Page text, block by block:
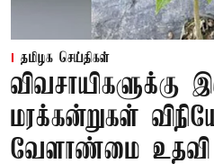
தமிழக செய்திகள்
விவசாயிகளுக்கு
மரக்கன்றுகள்
வேளாண்மை உதவி